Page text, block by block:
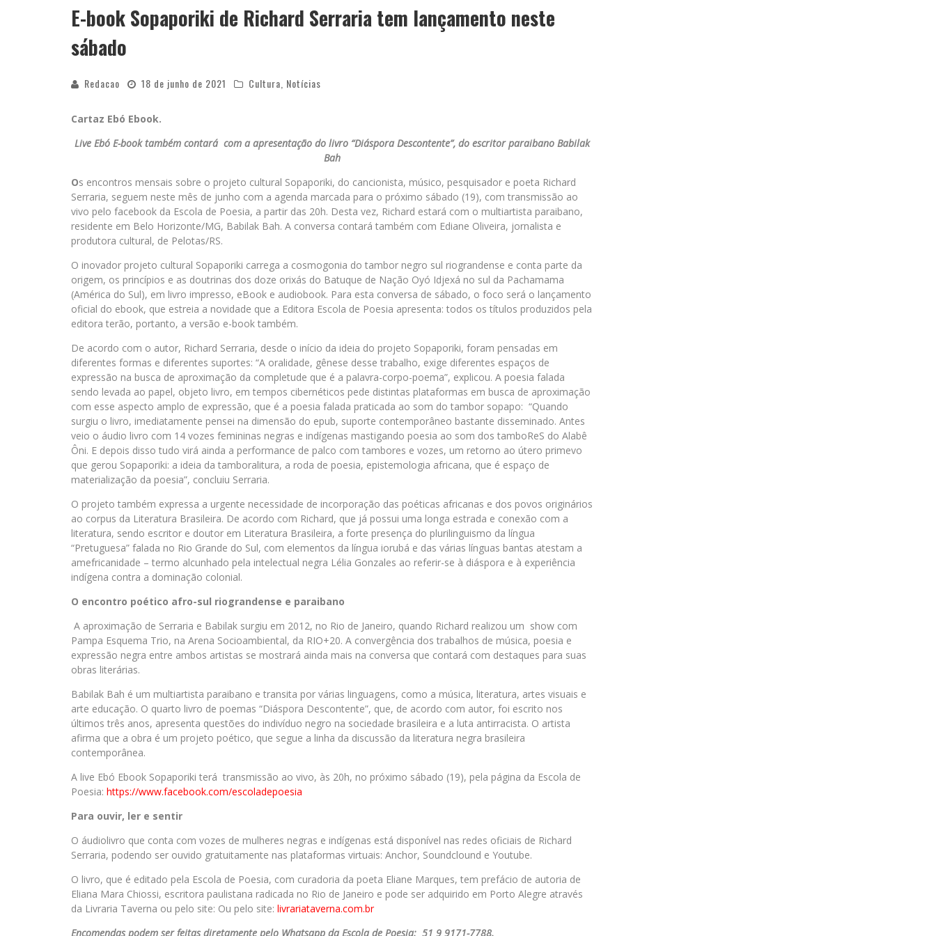
E-book Sopaporiki de Richard Serraria tem lançamento neste
sábado
Redacao 18 de junho de 2021 Cultura Notícias
Cartaz Ebó Ebook.
Live Ebó E-book também contará com a apresentação do livro “Diáspora Descontente”, do escritor paraibano Babilak
Bah
Os encontros mensais sobre o projeto cultural Sopaporiki, do cancionista, músico, pesquisador e poeta Richard
Serraria, seguem neste mês de junho com a agenda marcada para o próximo sábado (19), com transmissão ao
vivo pelo facebook da Escola de Poesia, a partir das 20h. Desta vez, Richard estará com o multiartista paraibano,
residente em Belo Horizonte/MG, Babilak Bah. A conversa contará também com Ediane Oliveira, jornalista e
produtora cultural, de Pelotas/RS.
O inovador projeto cultural Sopaporiki carrega a cosmogonia do tambor negro sul riograndense e conta parte da
origem, os princípios e as doutrinas dos doze orixás do Batuque de Nação Oyó Idjexá no sul da Pachamama
(América do Sul), em livro impresso, eBook e audiobook. Para esta conversa de sábado, o foco será o lançamento
oficial do ebook, que estreia a novidade que a Editora Escola de Poesia apresenta: todos os títulos produzidos pela
editora terão, portanto, a versão e-book também.
De acordo com o autor, Richard Serraria, desde o início da ideia do projeto Sopaporiki, foram pensadas em
diferentes formas e diferentes suportes: “A oralidade, gênese desse trabalho, exige diferentes espaços de
expressão na busca de aproximação da completude que é a palavra-corpo-poema”, explicou. A poesia falada
sendo levada ao papel, objeto livro, em tempos cibernéticos pede distintas plataformas em busca de aproximação
com esse aspecto amplo de expressão, que é a poesia falada praticada ao som do tambor sopapo: “Quando
surgiu o livro, imediatamente pensei na dimensão do epub, suporte contemporâneo bastante disseminado. Antes
veio o áudio livro com 14 vozes femininas negras e indígenas mastigando poesia ao som dos tamboReS do Alabê
Ôni. E depois disso tudo virá ainda a performance de palco com tambores e vozes, um retorno ao útero primevo
que gerou Sopaporiki: a ideia da tamboralitura, a roda de poesia, epistemologia africana, que é espaço de
materialização da poesia”, concluiu Serraria.
O projeto também expressa a urgente necessidade de incorporação das poéticas africanas e dos povos originários
ao corpus da Literatura Brasileira. De acordo com Richard, que já possui uma longa estrada e conexão com a
literatura, sendo escritor e doutor em Literatura Brasileira, a forte presença do plurilinguismo da língua
“Pretuguesa” falada no Rio Grande do Sul, com elementos da língua iorubá e das várias línguas bantas atestam a
amefricanidade – termo alcunhado pela intelectual negra Lélia Gonzales ao referir-se à diáspora e à experiência
indígena contra a dominação colonial.
O encontro poético afro-sul riograndense e paraibano
A aproximação de Serraria e Babilak surgiu em 2012, no Rio de Janeiro, quando Richard realizou um show com
Pampa Esquema Trio, na Arena Socioambiental, da RIO+20. A convergência dos trabalhos de música, poesia e
expressão negra entre ambos artistas se mostrará ainda mais na conversa que contará com destaques para suas
obras literárias.
Babilak Bah é um multiartista paraibano e transita por várias linguagens, como a música, literatura, artes visuais e
arte educação. O quarto livro de poemas “Diáspora Descontente”, que, de acordo com autor, foi escrito nos
últimos três anos, apresenta questões do indivíduo negro na sociedade brasileira e a luta antirracista. O artista
afirma que a obra é um projeto poético, que segue a linha da discussão da literatura negra brasileira
contemporânea.
A live Ebó Ebook Sopaporiki terá transmissão ao vivo, às 20h, no próximo sábado (19), pela página da Escola de
Poesia: https://www.facebook.com/escoladepoesia
Para ouvir, ler e sentir
O áudiolivro que conta com vozes de mulheres negras e indígenas está disponível nas redes oficiais de Richard
Serraria, podendo ser ouvido gratuitamente nas plataformas virtuais: Anchor, Soundclound e Youtube.
O livro, que é editado pela Escola de Poesia, com curadoria da poeta Eliane Marques, tem prefácio de autoria de
Eliana Mara Chiossi, escritora paulistana radicada no Rio de Janeiro e pode ser adquirido em Porto Alegre através
da Livraria Taverna ou pelo site: Ou pelo site: livrariataverna.com.br
Encomendas podem ser feitas diretamente pelo Whatsapp da Escola de Poesia: 51 9 9171-7788.